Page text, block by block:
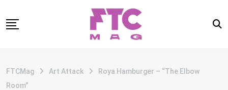
to
CATEGORIAS
FTCMag Art Attack
Roya Hamburger – “The Elbow
Room”